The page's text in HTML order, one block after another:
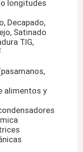
longitudes
Decapado,
Satinado
TIG,
alimentos y